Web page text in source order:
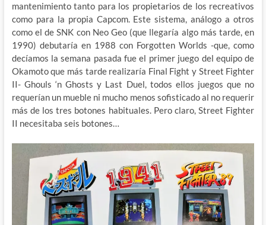
mantenimiento tanto para los propietarios de los recreativos
como para la propia Capcom. Este sistema, análogo a otros
como el de SNK con Neo Geo (que llegaría algo más tarde, en
1990) debutaría en 1988 con Forgotten Worlds -que, como
decíamos la semana pasada fue el primer juego del equipo de
Okamoto que más tarde realizaría Final Fight y Street Fighter
II- Ghouls ‘n Ghosts y Last Duel, todos ellos juegos que no
requerían un mueble ni mucho menos sofisticado al no requerir
más de los tres botones habituales. Pero claro, Street Fighter
II necesitaba seis botones…